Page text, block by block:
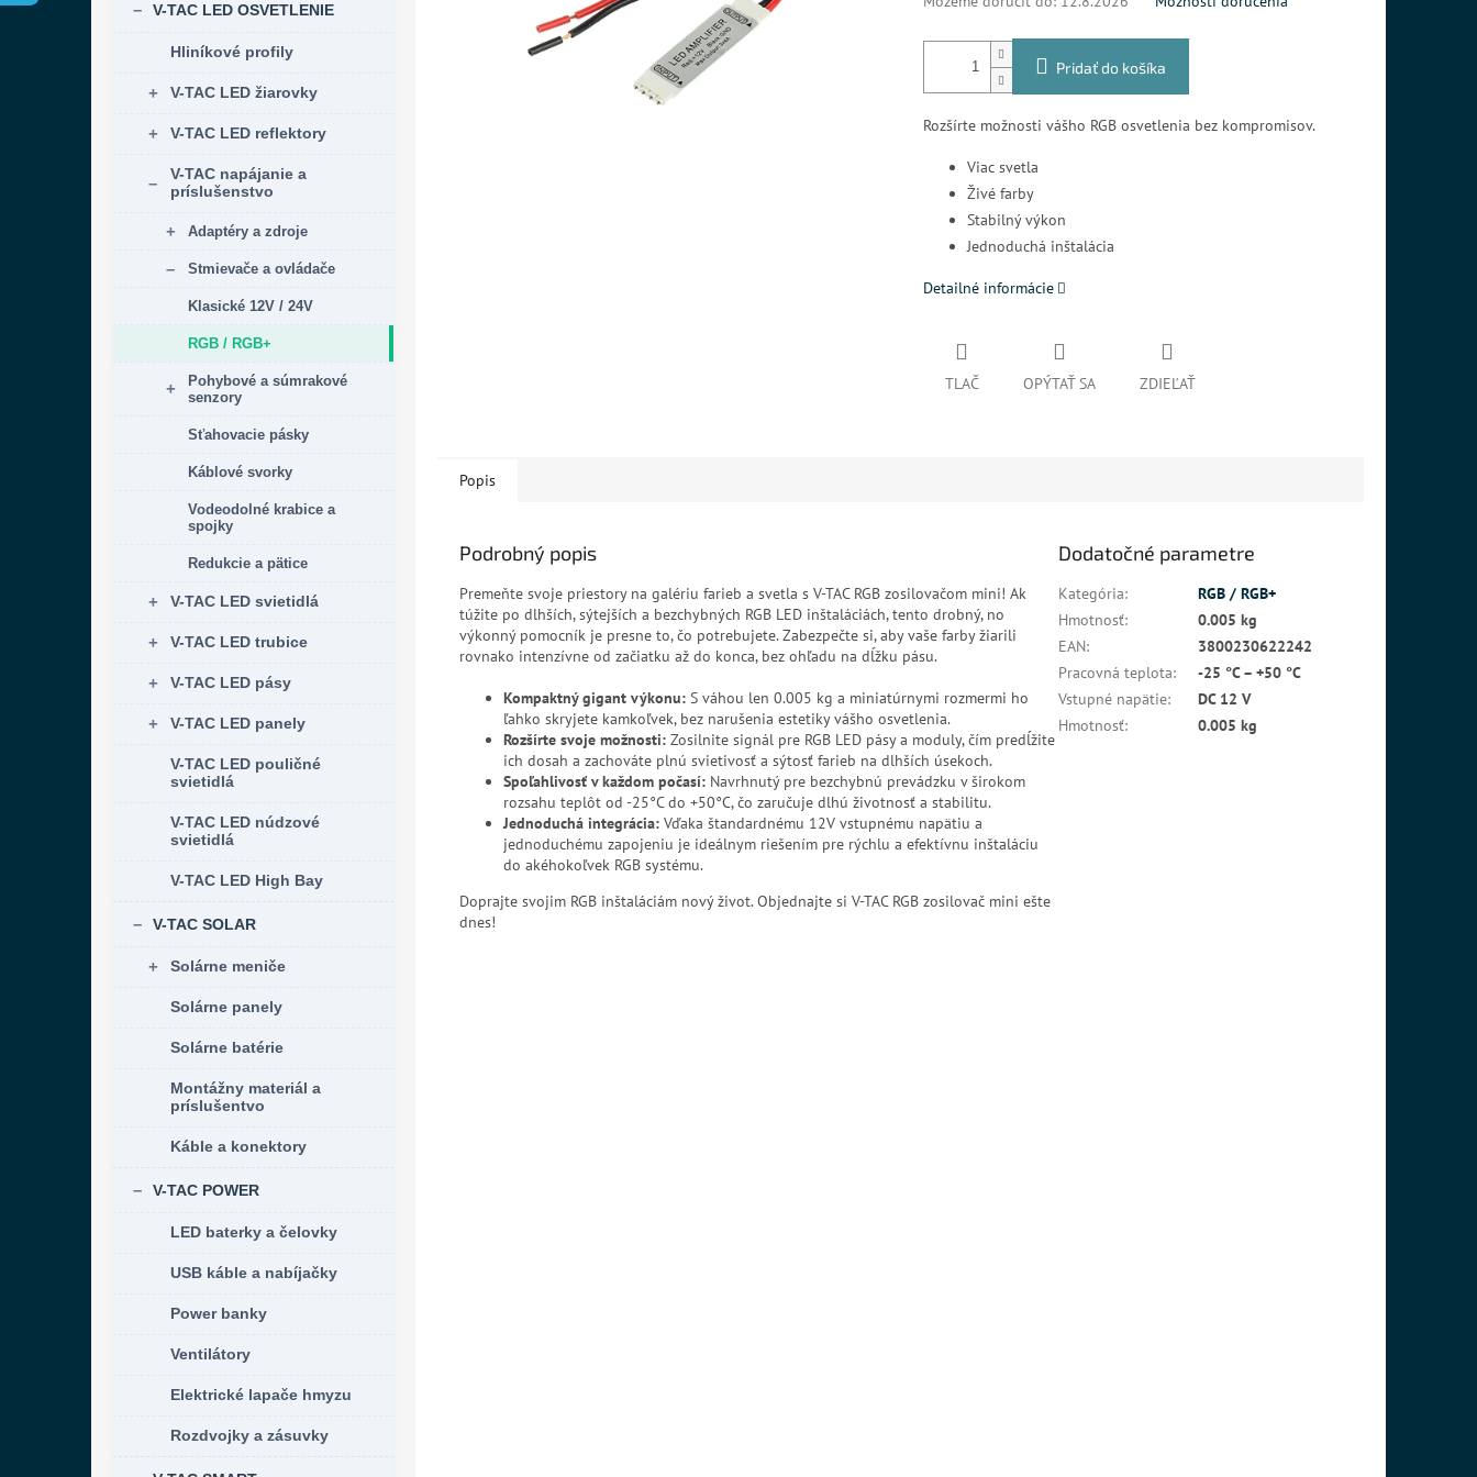
V-TAC LED OSVETLENIE
Hliníkové profily
V-TAC LED žiarovky
V-TAC LED reflektory
V-TAC napájanie a
príslušenstvo
Adaptéry a zdroje
Stmievače a ovládače
Klasické 12V / 24V
RGB / RGB+
Pohybové a súmrakové
senzory
Sťahovacie pásky
Káblové svorky
Vodeodolné krabice a
spojky
Redukcie a pätice
V-TAC LED svietidlá
V-TAC LED trubice
V-TAC LED pásy
V-TAC LED panely
V-TAC LED pouličné
svietidlá
V-TAC LED núdzové
svietidlá
V-TAC LED High Bay
V-TAC SOLAR
Solárne meniče
Solárne panely
Solárne batérie
Montážny materiál a
príslušentvo
Káble a konektory
V-TAC POWER
LED baterky a čelovky
USB káble a nabíjačky
Power banky
Ventilátory
Elektrické lapače hmyzu
Rozdvojky a zásuvky
Pridať do košíka
Rozšírte možnosti vášho RGB osvetlenia bez kompromisov.
Viac svetla
Živé farby
Stabilný výkon
Jednoduchá inštalácia
Detailné informácie
TLAČ OPÝTAŤ SA ZDIEĽAŤ
Popis
Podrobný popis
Premeňte svoje priestory na galériu farieb a svetla s V-TAC RGB zosilovačom mini! Ak
túžite po dlhších, sýtejších a bezchybných RGB LED inštaláciách, tento drobný, no
výkonný pomocník je presne to, čo potrebujete. Zabezpečte si, aby vaše farby žiarili
rovnako intenzívne od začiatku až do konca, bez ohľadu na dĺžku pásu.
Kompaktný gigant výkonu: S váhou len 0.005 kg a miniatúrnymi rozmermi ho
ľahko skryjete kamkoľvek, bez narušenia estetiky vášho osvetlenia.
Rozšírte svoje možnosti: Zosilnite signál pre RGB LED pásy a moduly, čím predĺžite
ich dosah a zachováte plnú svietivosť a sýtosť farieb na dlhších úsekoch.
Spoľahlivosť v každom počasí: Navrhnutý pre bezchybnú prevádzku v širokom
rozsahu teplôt od -25°C do +50°C, čo zaručuje dlhú životnosť a stabilitu.
Jednoduchá integrácia: Vďaka štandardnému 12V vstupnému napätiu a
jednoduchému zapojeniu je ideálnym riešením pre rýchlu a efektívnu inštaláciu
do akéhokoľvek RGB systému.
Doprajte svojim RGB inštaláciám nový život. Objednajte si V-TAC RGB zosilovač mini ešte
dnes!
Dodatočné parametre
Kategória:
RGB / RGB+
Hmotnosť:
0.005 kg
EAN:
3800230622242
Pracovná teplota:
-25 °C – +50 °C
Vstupné napätie:
DC 12 V
Hmotnosť: 0.005 kg